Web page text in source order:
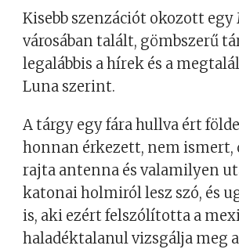
Kisebb szenzációt okozott
városában talált, gömbszerű
legalábbis a hírek és a
Luna szerint.
A tárgy egy fára hullva ért
honnan érkezett, nem ismert,
rajta antenna és valamilyen
katonai holmiról lesz szó, és
is, aki ezért felszólította a
haladéktalanul vizsgálja meg